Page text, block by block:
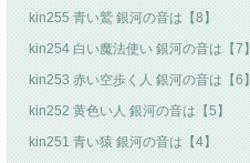
kin255 青い鷲 銀河の音は【8】
kin254 白い魔法使い 銀河の音は【7】
kin253 赤い空歩く人 銀河の音は【6】
kin252 黄色い人 銀河の音は【5】
kin251 青い猿 銀河の音は【4】